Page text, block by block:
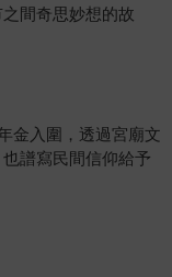
間奇思妙想的故
金入圍，透過宮廟文
譜寫民間信仰給予